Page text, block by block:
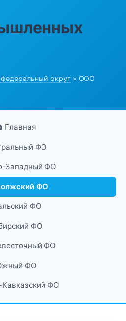
округ » ООО
Главная
ФО
Западный ФО
ФО
ФО
ФО
ФО
ФО
ФО